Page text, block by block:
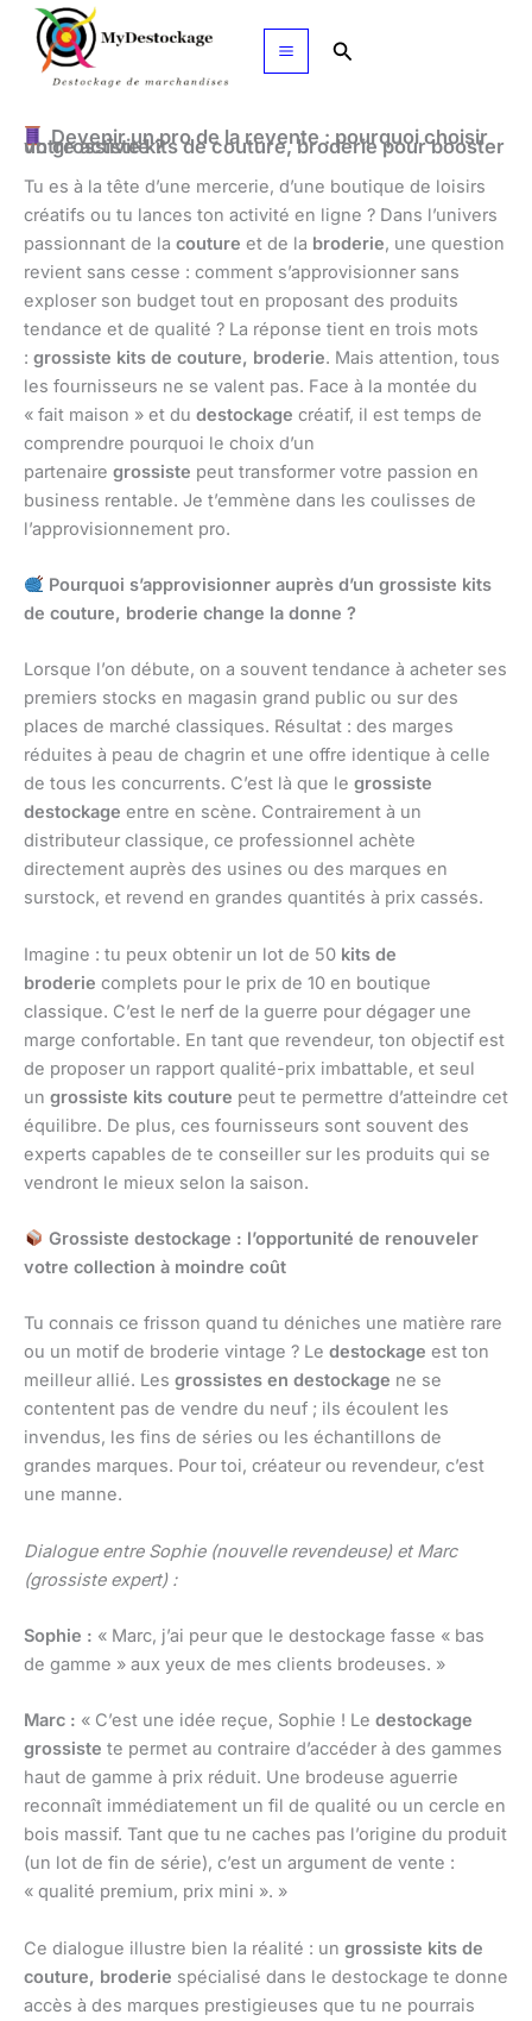
Aller
contenu
Rechercher
Devenir un pro de la revente : pourquoi choisir
un grossiste kits de couture, broderie pour booster votre activité ?
Tu es à la tête d’une mercerie, d’une boutique de loisirs
créatifs ou tu lances ton activité en ligne ? Dans l’univers
passionnant de la couture et de la broderie, une question
revient sans cesse : comment s’approvisionner sans
exploser son budget tout en proposant des produits
tendance et de qualité ? La réponse tient en trois mots
: grossiste kits de couture, broderie. Mais attention, tous
les fournisseurs ne se valent pas. Face à la montée du
« fait maison » et du destockage créatif, il est temps de
comprendre pourquoi le choix d’un
partenaire grossiste peut transformer votre passion en
business rentable. Je t’emmène dans les coulisses de
l’approvisionnement pro.
Pourquoi s’approvisionner auprès d’un grossiste kits
de couture, broderie change la donne ?
Lorsque l’on débute, on a souvent tendance à acheter ses
premiers stocks en magasin grand public ou sur des
places de marché classiques. Résultat : des marges
réduites à peau de chagrin et une offre identique à celle
de tous les concurrents. C’est là que le grossiste
destockage entre en scène. Contrairement à un
distributeur classique, ce professionnel achète
directement auprès des usines ou des marques en
surstock, et revend en grandes quantités à prix cassés.
Imagine : tu peux obtenir un lot de 50 kits de
broderie complets pour le prix de 10 en boutique
classique. C’est le nerf de la guerre pour dégager une
marge confortable. En tant que revendeur, ton objectif est
de proposer un rapport qualité-prix imbattable, et seul
un grossiste kits couture peut te permettre d’atteindre cet
équilibre. De plus, ces fournisseurs sont souvent des
experts capables de te conseiller sur les produits qui se
vendront le mieux selon la saison.
Grossiste destockage : l’opportunité de renouveler
votre collection à moindre coût
Tu connais ce frisson quand tu déniches une matière rare
ou un motif de broderie vintage ? Le destockage est ton
meilleur allié. Les grossistes en destockage ne se
contentent pas de vendre du neuf ; ils écoulent les
invendus, les fins de séries ou les échantillons de
grandes marques. Pour toi, créateur ou revendeur, c’est
une manne.
Dialogue entre Sophie (nouvelle revendeuse) et Marc
(grossiste expert) :
Sophie : « Marc, j’ai peur que le destockage fasse « bas
de gamme » aux yeux de mes clients brodeuses. »
Marc : « C’est une idée reçue, Sophie ! Le destockage
grossiste te permet au contraire d’accéder à des gammes
haut de gamme à prix réduit. Une brodeuse aguerrie
reconnaît immédiatement un fil de qualité ou un cercle en
bois massif. Tant que tu ne caches pas l’origine du produit
(un lot de fin de série), c’est un argument de vente :
« qualité premium, prix mini ». »
Ce dialogue illustre bien la réalité : un grossiste kits de
couture, broderie spécialisé dans le destockage te donne
accès à des marques prestigieuses que tu ne pourrais